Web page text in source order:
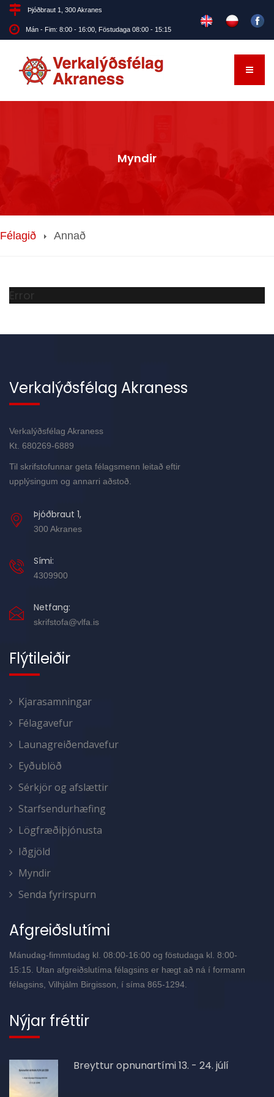
Þjóðbraut 1, 300 Akranes
Mán - Fim: 8:00 - 16:00, Föstudaga 08:00 - 15:15
Myndir
Félagið Annað
Error
Verkalýðsfélag Akraness
Verkalýðsfélag Akraness
Kt. 680269-6889
Til skrifstofunnar geta félagsmenn leitað eftir
upplýsingum og annarri aðstoð.
Þjóðbraut 1,
300 Akranes
Sími:
4309900
Netfang:
skrifstofa@vlfa.is
Flýtileiðir
Kjarasamningar
Félagavefur
Launagreiðendavefur
Eyðublöð
Sérkjör og afslættir
Starfsendurhæfing
Lögfræðiþjónusta
Iðgjöld
Myndir
Senda fyrirspurn
Afgreiðslutími
Mánudag-fimmtudag kl. 08:00-16:00 og föstudaga kl. 8:00-
15:15. Utan afgreiðslutíma félagsins er hægt að ná í formann
félagsins, Vilhjálm Birgisson, í síma 865-1294.
Nýjar fréttir
Breyttur opnunartími 13. - 24. júlí